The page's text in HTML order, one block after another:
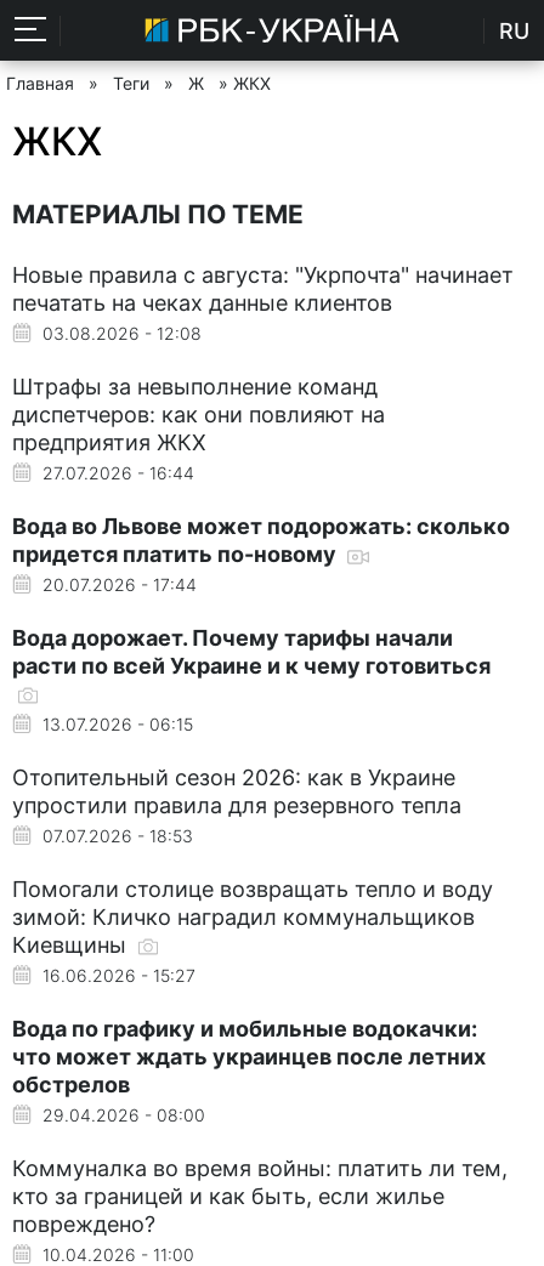
RU
Главная » Теги » Ж » ЖКХ
ЖКХ
МАТЕРИАЛЫ ПО ТЕМЕ
Новые правила с августа: "Укрпочта" начинает
печатать на чеках данные клиентов
03.08.2026 - 12:08
Штрафы за невыполнение команд
диспетчеров: как они повлияют на
предприятия ЖКХ
27.07.2026 - 16:44
Вода во Львове может подорожать: сколько
придется платить по-новому
20.07.2026 - 17:44
Вода дорожает. Почему тарифы начали
расти по всей Украине и к чему готовиться
13.07.2026 - 06:15
Отопительный сезон 2026: как в Украине
упростили правила для резервного тепла
07.07.2026 - 18:53
Помогали столице возвращать тепло и воду
зимой: Кличко наградил коммунальщиков
Киевщины
16.06.2026 - 15:27
Вода по графику и мобильные водокачки:
что может ждать украинцев после летних
обстрелов
29.04.2026 - 08:00
Коммуналка во время войны: платить ли тем,
кто за границей и как быть, если жилье
повреждено?
10.04.2026 - 11:00